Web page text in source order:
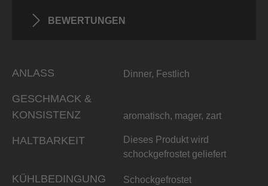
BEWERTUNGEN
ANLASS Dinner, Festlich
GESCHMACK &
KONSISTENZ
aromatisch, mager, zart
HALTBARKEIT
Dieses Produkt wird
schockgefrostet geliefert
KÜHLBEDINGUNG Schockgefrostet